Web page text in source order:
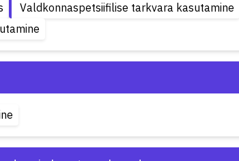
Valdkonnaspetsiifilise tarkvara kasutamine